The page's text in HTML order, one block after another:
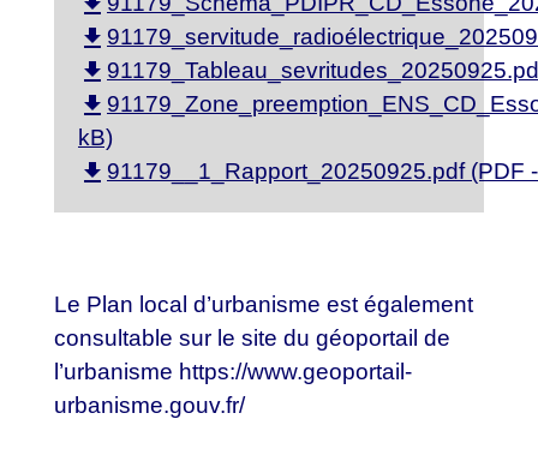
file_download
file_download
file_download
kB)
file_download 91179__1_Rapport_20250925.pdf (PDF
Le Plan local d’urbanisme est également
consultable sur le site du géoportail de
l’urbanisme https://www.geoportail-
urbanisme.gouv.fr/